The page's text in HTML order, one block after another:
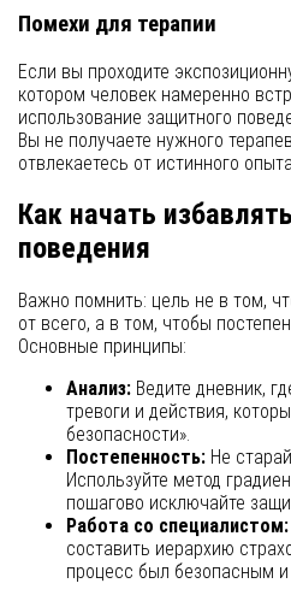
Помехи для терапии
Если вы проходите
котором человек намеренно
использование защитного
Вы не получаете нужного
отвлекаетесь от истинного опыта.
Как начать
поведения
Важно помнить: цель не в том,
от всего, а в том, чтобы
Основные принципы:
Анализ: Ведите дневник,
тревоги и действия,
безопасности».
Постепенность: Не
Используйте метод
пошагово исключайте
Работа со специалистом:
составить иерархию
процесс был безопасным